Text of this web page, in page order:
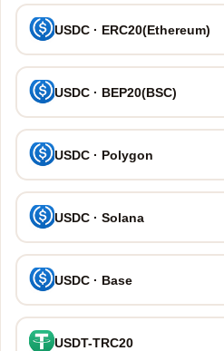
USDC · ERC20(Ethereum)
USDC · BEP20(BSC)
USDC · Polygon
USDC · Solana
USDC · Base
USDT-TRC20